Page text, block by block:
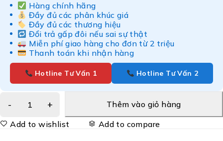
Hàng chính hãng
Đầy đủ các phân khúc giá
Đầy đủ các thương hiệu
Đổi trả gấp đôi nếu sai sự thật
Miễn phí giao hàng cho đơn từ 2 triệu
Thanh toán khi nhận hàng
Hotline Tư Vấn 1 Hotline Tư Vấn 2
Thêm vào giỏ hàng
Add to wishlist
Add to compare